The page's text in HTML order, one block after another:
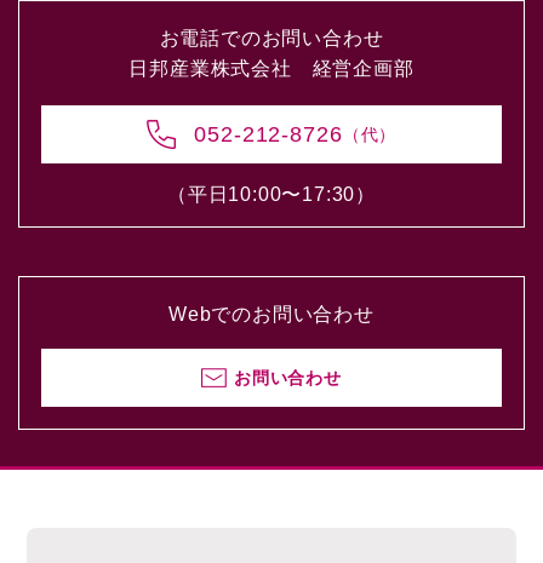
お電話でのお問い合わせ
日邦産業株式会社 経営企画部
052-212-8726 （代）
（平日10:00〜17:30）
Webでのお問い合わせ
お問い合わせ